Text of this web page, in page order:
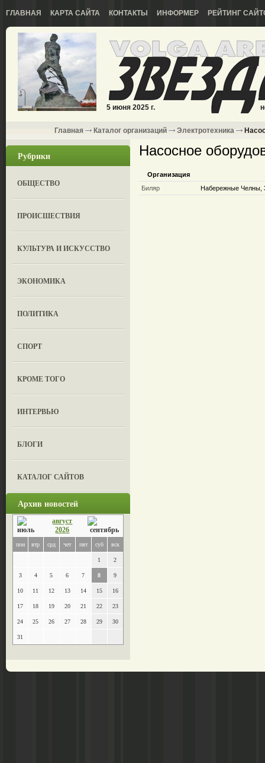
ГЛАВНАЯ КАРТА САЙТА КОНТАКТЫ ИНФОРМЕР РЕЙТИНГ
5 июня 2025 г.
Главная Каталог организаций Электротехника
Рубрики
ОБЩЕСТВО
ПРОИСШЕСТВИЯ
КУЛЬТУРА И ИСКУССТВО
ЭКОНОМИКА
ПОЛИТИКА
СПОРТ
КРОМЕ ТОГО
ИНТЕРВЬЮ
БЛОГИ
КАТАЛОГ САЙТОВ
Архив новостей
август
2026
пон втр срд чет пят суб вск
1 2
3 4 5 6 7 8 9
10 11 12 13 14 15 16
17 18 19 20 21 22 23
24 25 26 27 28 29 30
31
Насосное
Организация
Биляр
Набережные Челны,